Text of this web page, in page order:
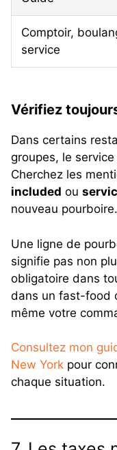
Comptoir,
service
Vérifiez
Dans certains
groupes, le
Cherchez les
included ou
nouveau pourboire.
Une ligne de
signifie pas non
obligatoire dans
dans un fast-food
même votre
Consultez mon
New York pour
chaque situation.